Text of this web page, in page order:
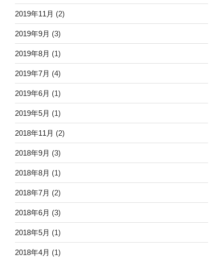
2019年11月 (2)
2019年9月 (3)
2019年8月 (1)
2019年7月 (4)
2019年6月 (1)
2019年5月 (1)
2018年11月 (2)
2018年9月 (3)
2018年8月 (1)
2018年7月 (2)
2018年6月 (3)
2018年5月 (1)
2018年4月 (1)